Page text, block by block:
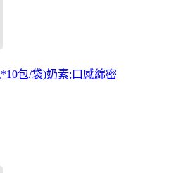
包/袋)奶素;口感綿密